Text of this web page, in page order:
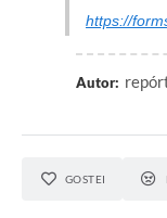
https://
Autor:
GOSTEI